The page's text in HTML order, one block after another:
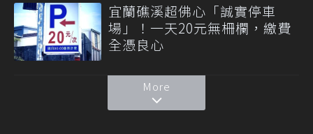
宜蘭礁溪超佛心「誠實停車
場」！一天20元無柵欄，繳費
全憑良心
More